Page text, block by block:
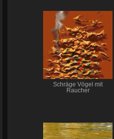
Schräge Vögel mit
Raucher